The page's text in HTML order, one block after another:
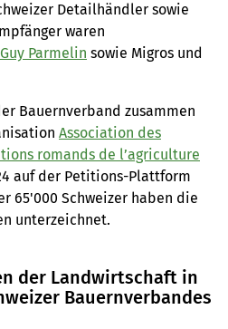
Detailhändler sowie
waren
Guy Parmelin sowie Migros und
Bauernverband zusammen
Association des
romands de l’agriculture
auf der Petitions-Plattform
65'000 Schweizer haben die
unterzeichnet.
der Landwirtschaft in
Bauernverbandes